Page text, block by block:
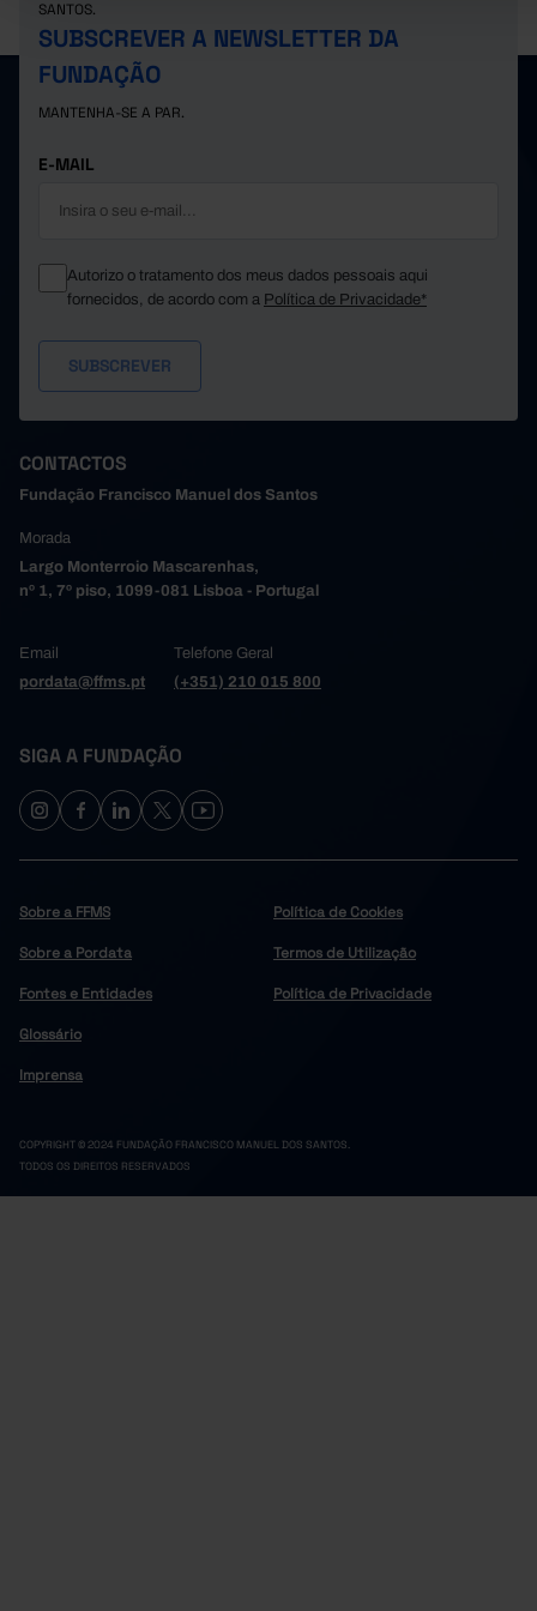
SANTOS.
SUBSCREVER A NEWSLETTER DA
FUNDAÇÃO
MANTENHA-SE A PAR.
E-MAIL
Autorizo o tratamento dos meus dados pessoais aqui
fornecidos, de acordo com a Política de Privacidade*
CONTACTOS
Fundação Francisco Manuel dos Santos
Morada
Largo Monterroio Mascarenhas,
nº 1, 7º piso, 1099-081 Lisboa - Portugal
Email
pordata@ffms.pt
Telefone Geral
(+351) 210 015 800
SIGA A FUNDAÇÃO
Sobre a FFMS
Sobre a Pordata
Fontes e Entidades
Glossário
Imprensa
Política de Cookies
Termos de Utilização
Política de Privacidade
COPYRIGHT © 2024 FUNDAÇÃO FRANCISCO MANUEL DOS SANTOS.
TODOS OS DIREITOS RESERVADOS